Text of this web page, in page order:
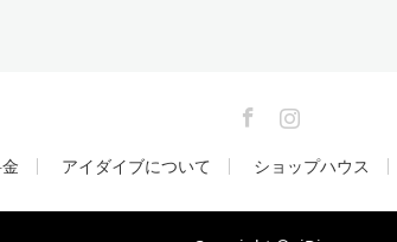
アイダイブについて ショップハウス